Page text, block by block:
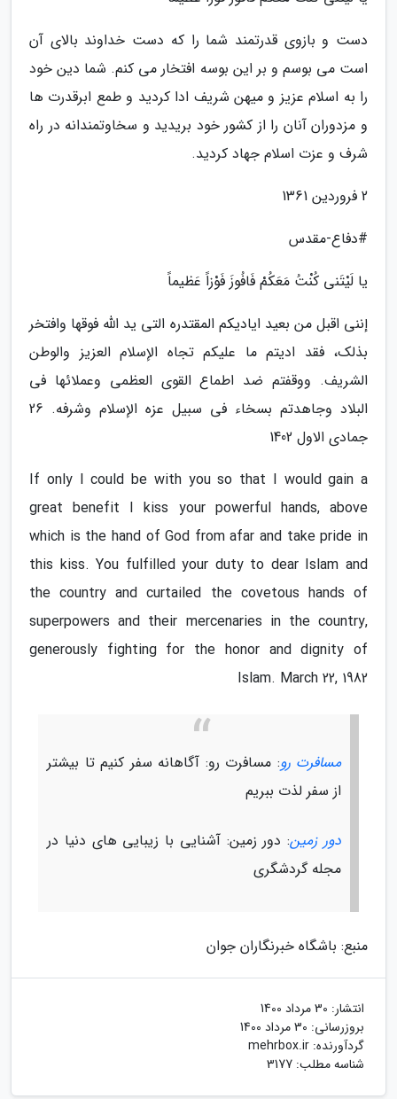
دست و بازوی قدرتمند شما را که دست خداوند بالای آن
است می بوسم و بر این بوسه افتخار می کنم. شما دین خود
را به اسلام عزیز و میهن شریف ادا کردید و طمع ابرقدرت ها
و مزدوران آنان را از کشور خود بریدید و سخاوتمندانه در راه
شرف و عزت اسلام جهاد کردید.
2 فروردین 1361
#دفاع-مقدس
یا لَیْتَنی کُنْتُ مَعَکُمْ فَافُوزَ فَوْزاً عَظیماً
إننی اقبل من بعید ایادیکم المقتدره التی ید اللّه فوقها وافتخر
بذلک، فقد ادیتم ما علیکم تجاه الإسلام العزیز والوطن
الشریف. ووقفتم ضد اطماع القوی العظمی وعملائها فی
البلاد وجاهدتم بسخاء فی سبیل عزه الإسلام وشرفه. 26
جمادی الاول 1402
If only I could be with you so that I would gain a
great benefit I kiss your powerful hands, above
which is the hand of God from afar and take pride in
this kiss. You fulfilled your duty to dear Islam and
the country and curtailed the covetous hands of
superpowers and their mercenaries in the country,
generously fighting for the honor and dignity of
Islam. March 22, 1982
مسافرت رو: مسافرت رو: آگاهانه سفر کنیم تا بیشتر
از سفر لذت ببریم
دور زمین: دور زمین: آشنایی با زیبایی های دنیا در
مجله گردشگری
منبع: باشگاه خبرنگاران جوان
انتشار: 30 مرداد 1400
بروزرسانی: 30 مرداد 1400
گردآورنده: mehrbox.ir
شناسه مطلب: 3177